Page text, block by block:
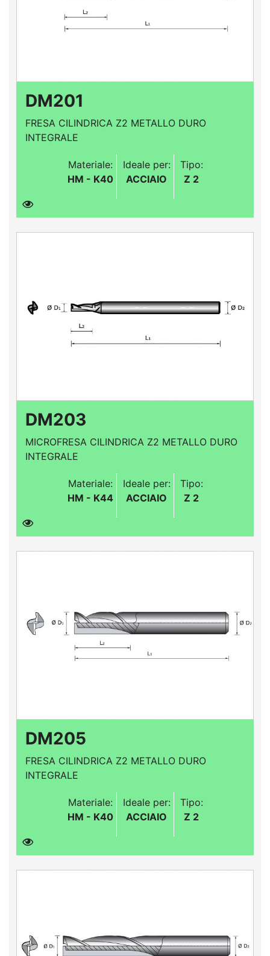
DM201
FRESA CILINDRICA Z2 METALLO DURO
INTEGRALE
Materiale:
HM - K40
Ideale per:
ACCIAIO
Tipo:
Z 2
DM203
MICROFRESA CILINDRICA Z2 METALLO DURO
INTEGRALE
Materiale:
HM - K44
Ideale per:
ACCIAIO
Tipo:
Z 2
DM205
FRESA CILINDRICA Z2 METALLO DURO
INTEGRALE
Materiale:
HM - K40
Ideale per:
ACCIAIO
Tipo:
Z 2